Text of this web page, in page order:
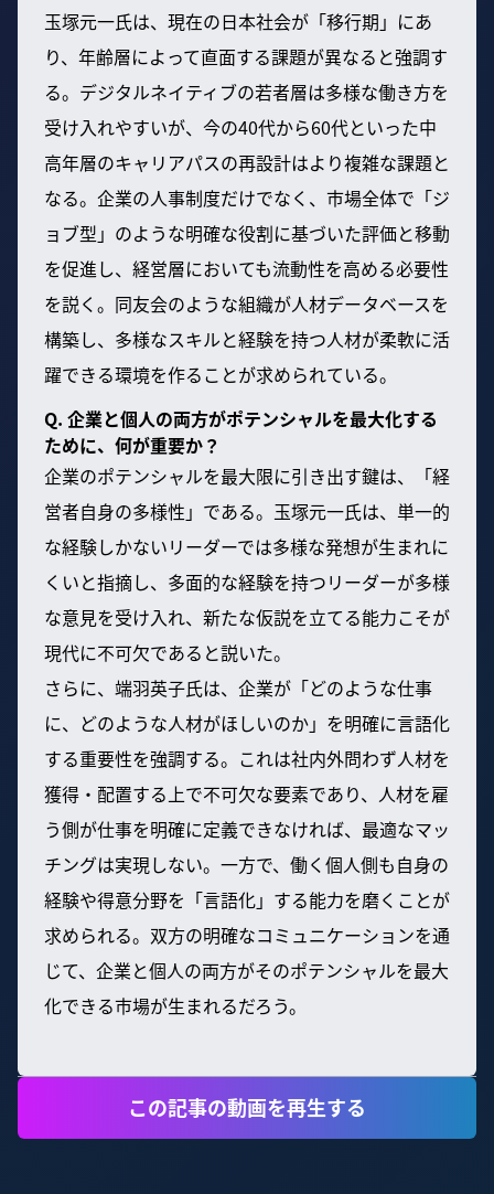
玉塚元一氏は、現在の日本社会が「移行期」にあ
り、年齢層によって直面する課題が異なると強調す
る。デジタルネイティブの若者層は多様な働き方を
受け入れやすいが、今の40代から60代といった中
高年層のキャリアパスの再設計はより複雑な課題と
なる。企業の人事制度だけでなく、市場全体で「ジ
ョブ型」のような明確な役割に基づいた評価と移動
を促進し、経営層においても流動性を高める必要性
を説く。同友会のような組織が人材データベースを
構築し、多様なスキルと経験を持つ人材が柔軟に活
躍できる環境を作ることが求められている。
Q. 企業と個人の両方がポテンシャルを最大化する
ために、何が重要か？
企業のポテンシャルを最大限に引き出す鍵は、「経
営者自身の多様性」である。玉塚元一氏は、単一的
な経験しかないリーダーでは多様な発想が生まれに
くいと指摘し、多面的な経験を持つリーダーが多様
な意見を受け入れ、新たな仮説を立てる能力こそが
現代に不可欠であると説いた。
さらに、端羽英子氏は、企業が「どのような仕事
に、どのような人材がほしいのか」を明確に言語化
する重要性を強調する。これは社内外問わず人材を
獲得・配置する上で不可欠な要素であり、人材を雇
う側が仕事を明確に定義できなければ、最適なマッ
チングは実現しない。一方で、働く個人側も自身の
経験や得意分野を「言語化」する能力を磨くことが
求められる。双方の明確なコミュニケーションを通
じて、企業と個人の両方がそのポテンシャルを最大
化できる市場が生まれるだろう。
この記事の動画を再生する